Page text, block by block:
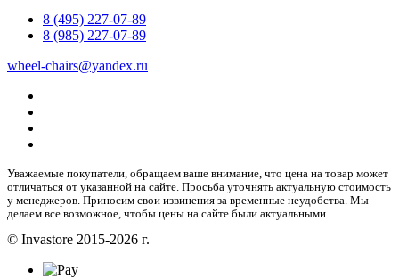
8 (495) 227-07-89
8 (985) 227-07-89
wheel-chairs@yandex.ru
Уважаемые покупатели, обращаем ваше внимание, что цена на товар может
отличаться от указанной на сайте. Просьба уточнять актуальную стоимость
у менеджеров. Приносим свои извинения за временные неудобства. Мы
делаем все возможное, чтобы цены на сайте были актуальными.
© Invastore 2015-2026 г.